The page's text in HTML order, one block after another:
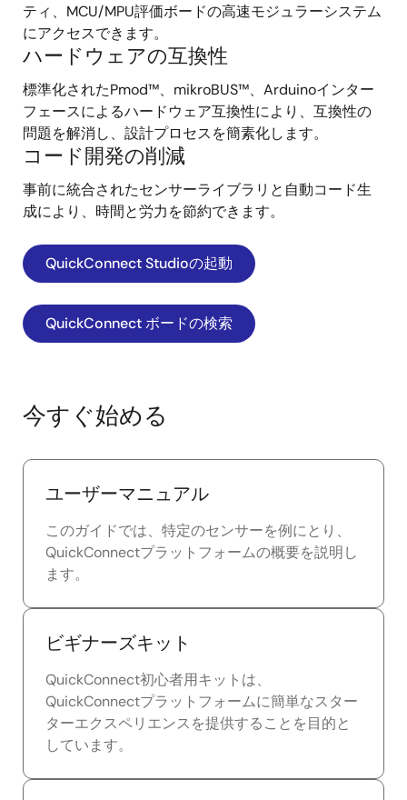
ティ、MCU/MPU評価ボードの高速モジュラーシステム
にアクセスできます。
ハードウェアの互換性
標準化されたPmod™、mikroBUS™、Arduinoインター
フェースによるハードウェア互換性により、互換性の
問題を解消し、設計プロセスを簡素化します。
コード開発の削減
事前に統合されたセンサーライブラリと自動コード生
成により、時間と労力を節約できます。
QuickConnect Studioの起動
QuickConnect ボードの検索
今すぐ始める
ユーザーマニュアル
このガイドでは、特定のセンサーを例にとり、
QuickConnectプラットフォームの概要を説明し
ます。
ビギナーズキット
QuickConnect初心者用キットは、
QuickConnectプラットフォームに簡単なスター
ターエクスペリエンスを提供することを目的と
しています。